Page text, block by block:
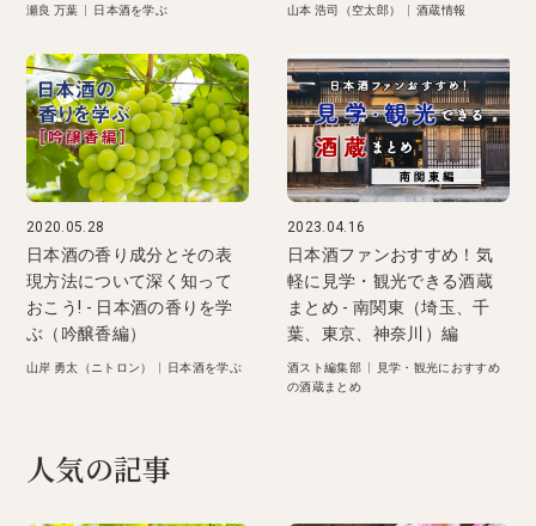
瀬良 万葉 日本酒を学ぶ 山本 浩司（空太郎） 酒蔵情報
2020.05.28
日本酒の香り成分とその表
現方法について深く知って
おこう! - 日本酒の香りを学
ぶ（吟醸香編）
山岸 勇太（ニトロン） 日本酒を学ぶ
2023.04.16
日本酒ファンおすすめ！気
軽に見学・観光できる酒蔵
まとめ - 南関東（埼玉、千
葉、東京、神奈川）編
酒スト編集部
見学・観光におすすめ
の酒蔵まとめ
人気の記事